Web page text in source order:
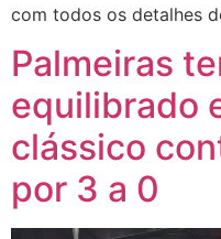
com todos os detalhes
Palmeiras
equilibrado
clássico
por 3 a 0